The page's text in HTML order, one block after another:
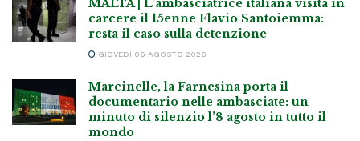
MALTA | L’ambasciatrice italiana visita in
carcere il 15enne Flavio Santoiemma:
resta il caso sulla detenzione
GIOVEDÌ 06 AGOSTO 2026
Marcinelle, la Farnesina porta il
documentario nelle ambasciate: un
minuto di silenzio l’8 agosto in tutto il
mondo